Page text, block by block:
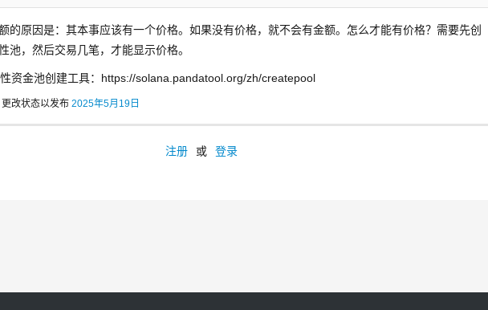
的原因是：其本事应该有一个价格。如果没有价格，就不会有金额。怎么才能有价格？需要先创
池，然后交易几笔，才能显示价格。
资金池创建工具：https://solana.pandatool.org/zh/createpool
更改状态以发布 2025年5月19日
注册 或 登录